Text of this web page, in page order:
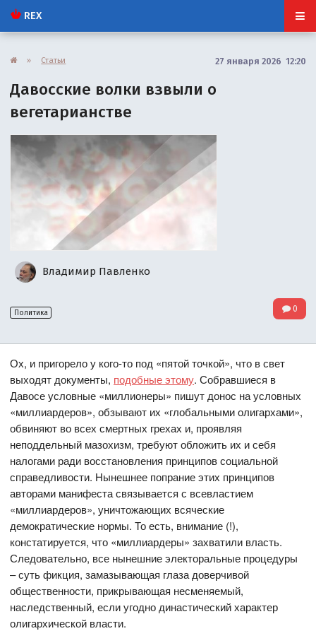
REX
» Статьи 27 января 2026 12:20
Давосские волки взвыли о
вегетарианстве
Владимир Павленко
Политика 0
Ох, и пригорело у кого-то под «пятой точкой», что в свет
выходят документы, подобные этому. Собравшиеся в
Давосе условные «миллионеры» пишут донос на условных
«миллиардеров», обзывают их «глобальными олигархами»,
обвиняют во всех смертных грехах и, проявляя
неподдельный мазохизм, требуют обложить их и себя
налогами ради восстановления принципов социальной
справедливости. Нынешнее попрание этих принципов
авторами манифеста связывается с всевластием
«миллиардеров», уничтожающих всяческие
демократические нормы. То есть, внимание (!),
констатируется, что «миллиардеры» захватили власть.
Следовательно, все нынешние электоральные процедуры
– суть фикция, замазывающая глаза доверчивой
общественности, прикрывающая несменяемый,
наследственный, если угодно династический характер
олигархической власти.